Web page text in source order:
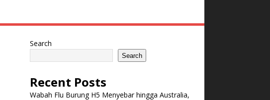
Search
Search
Recent Posts
Wabah Flu Burung H5 Menyebar hingga Australia,